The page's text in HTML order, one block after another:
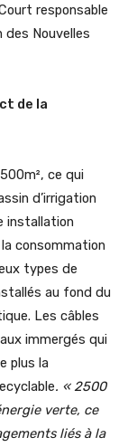
responsable
Nouvelles
de la
ce qui
d’irrigation
installation
consommation
types de
au fond du
Les câbles
immergés qui
plus la
. « 2500
verte, ce
liés à la